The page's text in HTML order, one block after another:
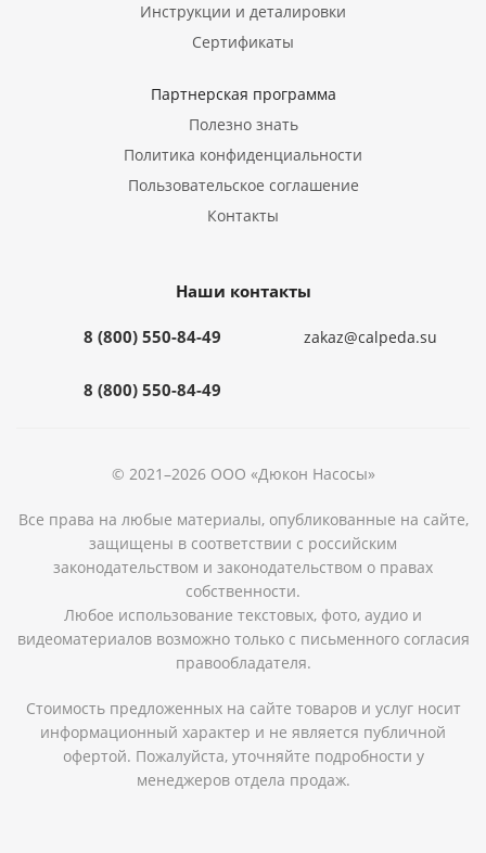
Инструкции и деталировки
Сертификаты
Партнерская программа
Полезно знать
Политика конфиденциальности
Пользовательское соглашение
Контакты
Наши контакты
8 (800) 550-84-49
8 (800) 550-84-49
zakaz@calpeda.su
© 2021–2026 ООО «Дюкон Насосы»
Все права на любые материалы, опубликованные на сайте,
защищены в соответствии с российским
законодательством и законодательством о правах
собственности.
Любое использование текстовых, фото, аудио и
видеоматериалов возможно только с письменного согласия
правообладателя.
Стоимость предложенных на сайте товаров и услуг носит
информационный характер и не является публичной
офертой. Пожалуйста, уточняйте подробности у
менеджеров отдела продаж.